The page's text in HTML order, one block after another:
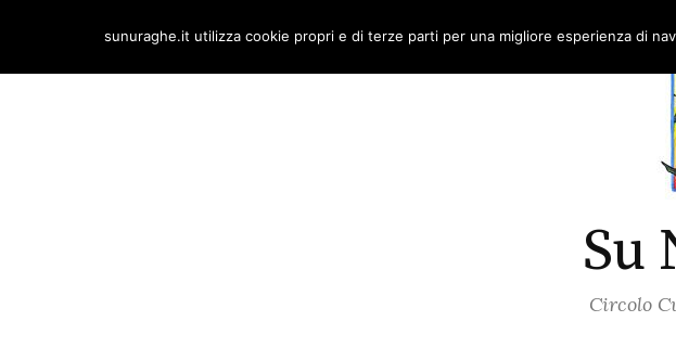
content
Su
Circolo
sunuraghe.it utilizza cookie propri e di terze parti per una migliore esperienza di